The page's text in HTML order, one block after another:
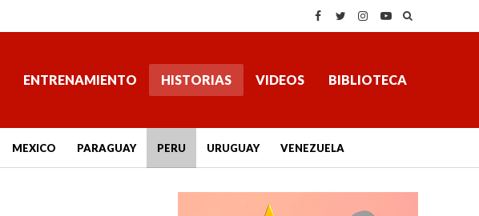
ENTRENAMIENTO HISTORIAS VIDEOS BIBLIOTECA
MEXICO PARAGUAY PERU URUGUAY VENEZUELA